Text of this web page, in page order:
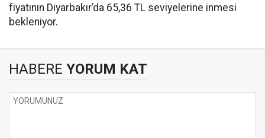
fiyatının Diyarbakır’da 65,36 TL seviyelerine inmesi
bekleniyor.
HABERE YORUM KAT